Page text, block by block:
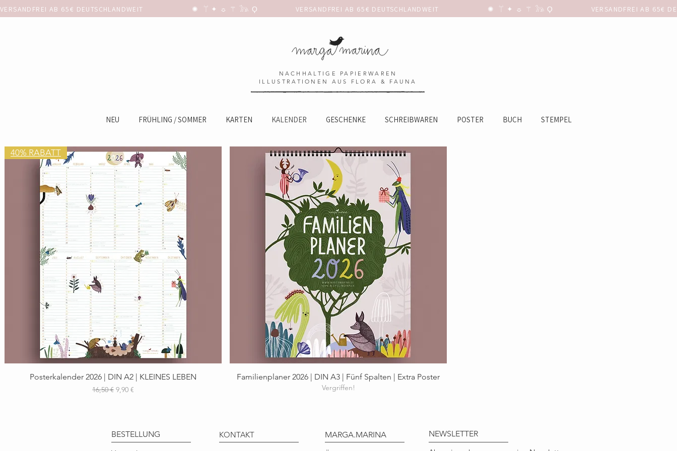
VERSANDFREI AB 65€ DEUTSCHLANDWEIT                      ✺  𓋼 ✦ ☼ ⚚ 𓃥 Ϙ
NACHHALTIGE PAPIERWAREN
ILLUSTRATIONEN AUS FLORA & FAUNA
NEU FRÜHLING / SOMMER KARTEN KALENDER GESCHENKE SCHREIBWAREN POSTER BUCH STEMPEL
Schnellansicht
40% RABATT
Posterkalender 2026 | DIN A2 | KLEINES LEBEN
Standardpreis
16,50 € Sale-Preis
9,90 €
Schnellansicht
Familienplaner 2026 | DIN A3 | Fünf Spalten | Extra Poster
Vergriffen!
BESTELLUNG
KONTAKT
MARGA.MARINA
NEWSLETTER